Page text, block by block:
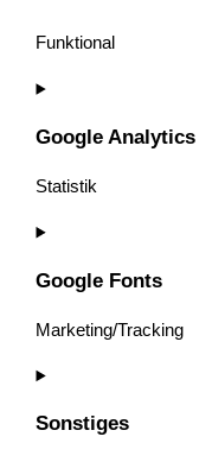
Funktional
Google Analytics
Statistik
Google Fonts
Marketing/Tracking
Sonstiges